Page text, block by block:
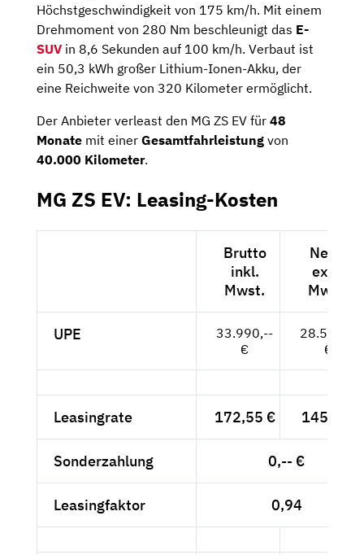
Höchstgeschwindigkeit von 175 km/h. Mit einem
Drehmoment von 280 Nm beschleunigt das E-
SUV in 8,6 Sekunden auf 100 km/h. Verbaut ist
ein 50,3 kWh großer Lithium-Ionen-Akku, der
eine Reichweite von 320 Kilometer ermöglicht.
Der Anbieter verleast den MG ZS EV für 48
Monate mit einer Gesamtfahrleistung von
40.000 Kilometer.
MG ZS EV: Leasing-Kosten
Brutto
inkl.
Mwst.
Netto
exkl.
Mwst.
UPE
33.990,--
€
28.563,--
€
Leasingrate 172,55 € 145,-- €
Sonderzahlung 0,-- €
Leasingfaktor 0,94